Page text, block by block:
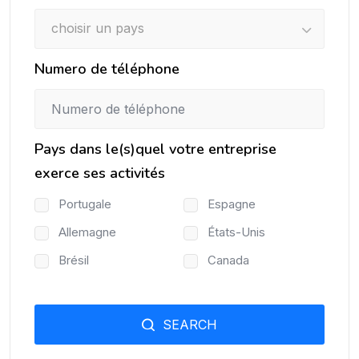
choisir un pays
Numero de téléphone
Pays dans le(s)quel votre entreprise
exerce ses activités
Portugale
Espagne
Allemagne
États-Unis
Brésil
Canada
SEARCH